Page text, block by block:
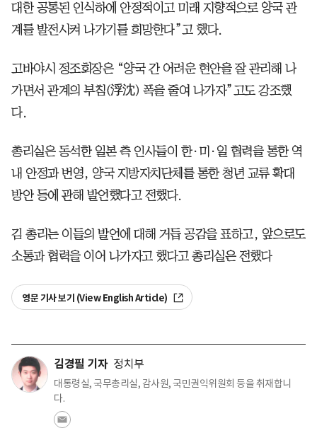
대한 공통된 인식하에 안정적이고 미래 지향적으로 양국 관
계를 발전시켜 나가기를 희망한다”고 했다.
고바야시 정조회장은 “양국 간 어려운 현안을 잘 관리해 나
가면서 관계의 부침(浮沈) 폭을 줄여 나가자”고도 강조했
다.
총리실은 동석한 일본 측 인사들이 한·미·일 협력을 통한 역
내 안정과 번영, 양국 지방자치단체를 통한 청년 교류 확대
방안 등에 관해 발언했다고 전했다.
김 총리는 이들의 발언에 대해 거듭 공감을 표하고, 앞으로도
소통과 협력을 이어 나가자고 했다고 총리실은 전했다
영문 기사 보기 (View English Article)
김경필 기자 정치부
대통령실, 국무총리실, 감사원, 국민권익위원회 등을 취재합니
다.